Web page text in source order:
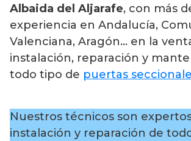
Albaida del Aljarafe, con más
experiencia en Andalucía,
Valenciana, Aragón… en la
instalación, reparación y
todo tipo de puertas
Nuestros técnicos son
instalación y reparación de